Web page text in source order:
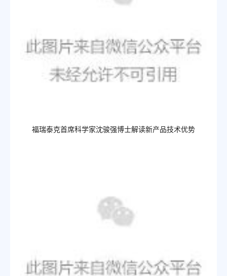
福瑞泰克首席科学家沈骏强博士解读新产品技术优势